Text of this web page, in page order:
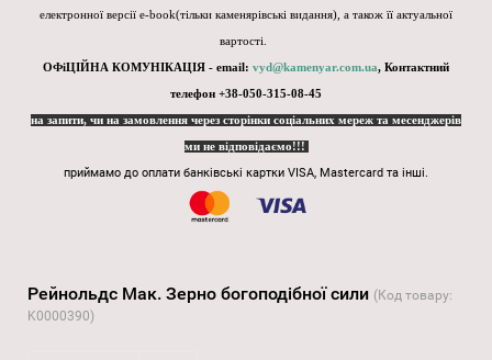
електронної версії e-book(тільки каменярівські видання), а також її актуальної
вартості.
ОФіЦІЙНА КОМУНІКАЦІЯ - email: vyd@kamenyar.com.ua, Контактний
телефон +38-050-315-08-45
на запити, чи на замовлення через сторінки соціальних мереж та месенджерів
ми не відповідаємо!!!
приймамо до оплати банківські картки VISA, Mastercard та інші.
Рейнольдс Мак. Зерно богоподібної сили (Код товару:
K0000390)